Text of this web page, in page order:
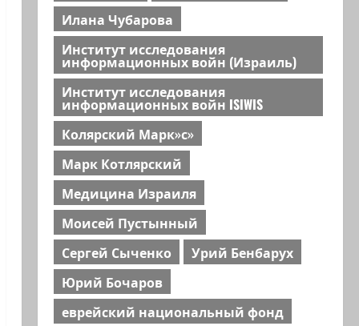
Илана Чубарова
Институт исследования
информационных войн (Израиль)
Институт исследования
информационных войн ISIWIS
Колярский Марк»с»
Марк Котлярский
Медицина Израиля
Моисей Пустынный
Сергей Сыченко
Урий Бенбарух
Юрий Бочаров
еврейский национальный фонд